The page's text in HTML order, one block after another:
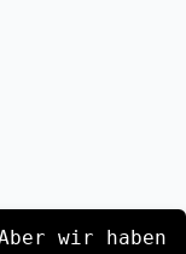
wir haben